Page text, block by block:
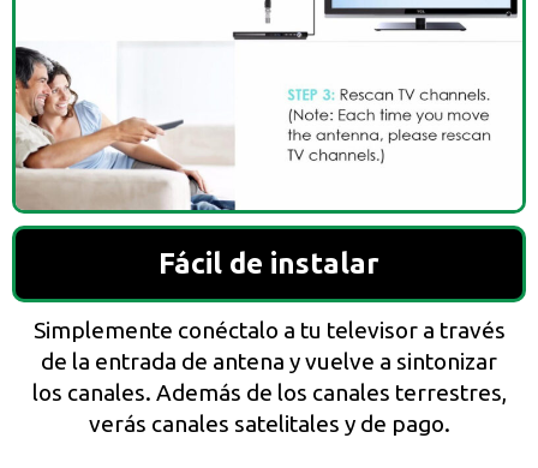
Fácil de instalar
Simplemente conéctalo a tu televisor a través
de la entrada de antena y vuelve a sintonizar
los canales. Además de los canales terrestres,
verás canales satelitales y de pago.